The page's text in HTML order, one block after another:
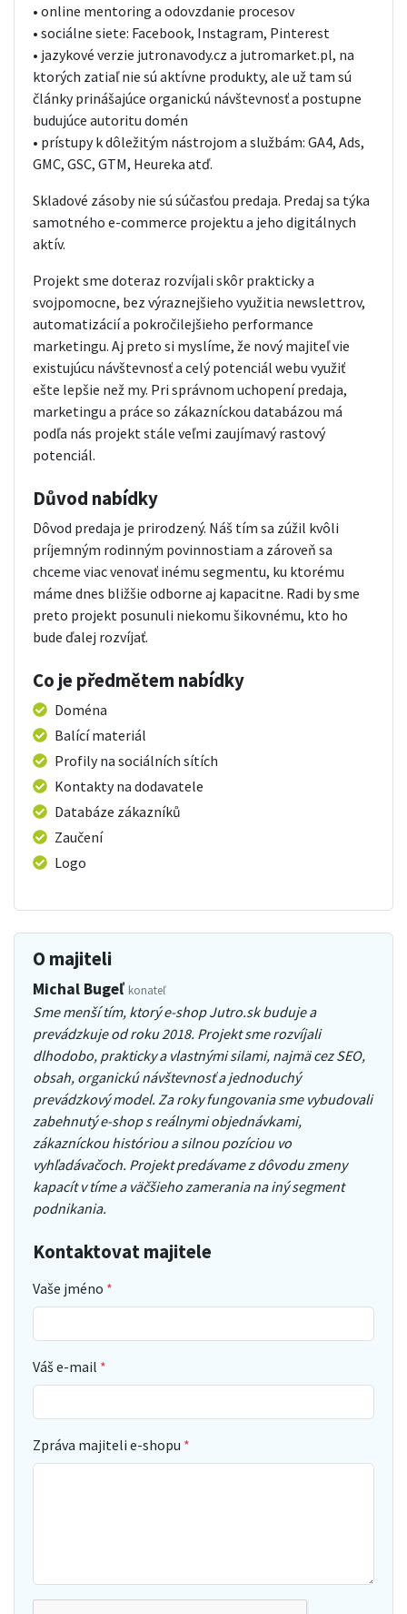
• online mentoring a odovzdanie procesov
• sociálne siete: Facebook, Instagram, Pinterest
• jazykové verzie jutronavody.cz a jutromarket.pl, na
ktorých zatiaľ nie sú aktívne produkty, ale už tam sú
články prinášajúce organickú návštevnosť a postupne
budujúce autoritu domén
• prístupy k dôležitým nástrojom a službám: GA4, Ads,
GMC, GSC, GTM, Heureka atď.
Skladové zásoby nie sú súčasťou predaja. Predaj sa týka
samotného e-commerce projektu a jeho digitálnych
aktív.
Projekt sme doteraz rozvíjali skôr prakticky a
svojpomocne, bez výraznejšieho využitia newslettrov,
automatizácií a pokročilejšieho performance
marketingu. Aj preto si myslíme, že nový majiteľ vie
existujúcu návštevnosť a celý potenciál webu využiť
ešte lepšie než my. Pri správnom uchopení predaja,
marketingu a práce so zákazníckou databázou má
podľa nás projekt stále veľmi zaujímavý rastový
potenciál.
Důvod nabídky
Dôvod predaja je prirodzený. Náš tím sa zúžil kvôli
príjemným rodinným povinnostiam a zároveň sa
chceme viac venovať inému segmentu, ku ktorému
máme dnes bližšie odborne aj kapacitne. Radi by sme
preto projekt posunuli niekomu šikovnému, kto ho
bude ďalej rozvíjať.
Co je předmětem nabídky
Doména
Balící materiál
Profily na sociálních sítích
Kontakty na dodavatele
Databáze zákazníků
Zaučení
Logo
O majiteli
Michal Bugeľ konateľ
Sme menší tím, ktorý e-shop Jutro.sk buduje a
prevádzkuje od roku 2018. Projekt sme rozvíjali
dlhodobo, prakticky a vlastnými silami, najmä cez SEO,
obsah, organickú návštevnosť a jednoduchý
prevádzkový model. Za roky fungovania sme vybudovali
zabehnutý e-shop s reálnymi objednávkami,
zákazníckou históriou a silnou pozíciou vo
vyhľadávačoch. Projekt predávame z dôvodu zmeny
kapacít v tíme a väčšieho zamerania na iný segment
podnikania.
Kontaktovat majitele
Vaše jméno
Váš e-mail
Zpráva majiteli e-shopu